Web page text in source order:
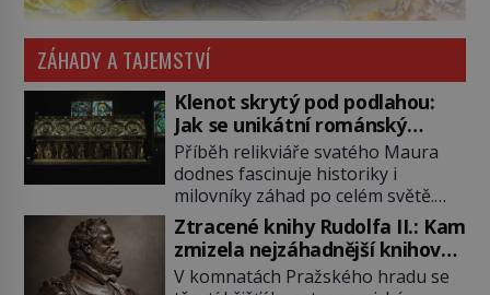
ZÁHADY A TAJEMSTVÍ
Klenot skrytý pod podlahou:
Jak se unikátní románský
poklad dostal do zapadlého
Bečova?
Příběh relikviáře svatého Maura
dodnes fascinuje historiky i
milovníky záhad po celém světě.
Tato románská zlatnická památka
ze 13. století je po českých
korunovačních klenotech druhým
nejcennějším movitým majetkem v
Ztracené knihy Rudolfa II.: Kam
zmizela nejzáhadnější knihovna
Evropy?
V komnatách Pražského hradu se